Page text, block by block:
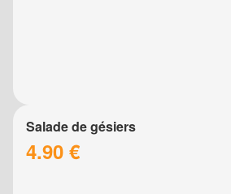
Salade de gésiers
4.90 €